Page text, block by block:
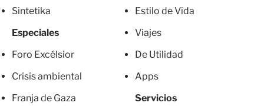
Sintetika
Especiales
Foro Excélsior
Crisis ambiental
Franja de Gaza
Estilo de Vida
Viajes
De Utilidad
Apps
Servicios